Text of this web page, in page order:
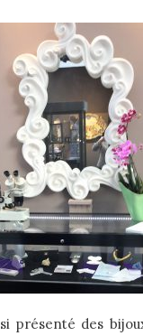
présenté des